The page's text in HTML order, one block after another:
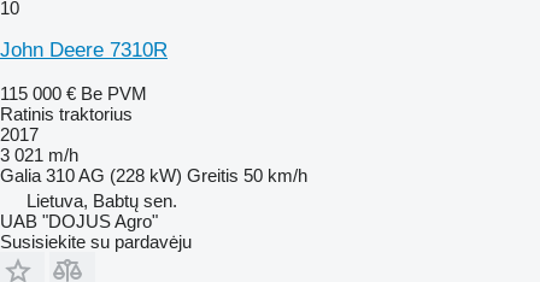
10
John Deere 7310R
115 000 € Be PVM
Ratinis traktorius
2017
3 021 m/h
Galia 310 AG (228 kW) Greitis 50 km/h
Lietuva, Babtų sen.
UAB "DOJUS Agro"
Susisiekite su pardavėju